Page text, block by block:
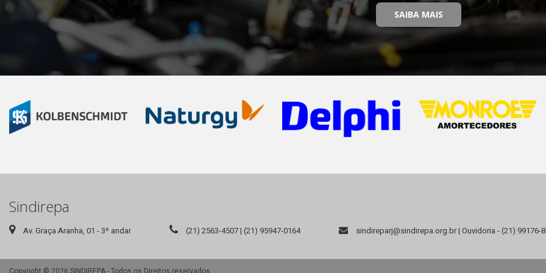
SAIBA MAIS
Sindirepa
Av. Graça Aranha, 01 - 3º andar (21) 2563-4507 | (21) 95947-0164 sindireparj@sindirepa.org.br | Ouvidoria - (21) 99176-